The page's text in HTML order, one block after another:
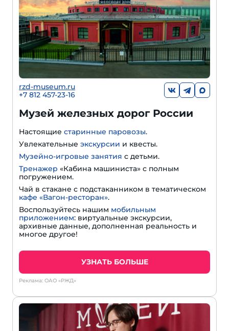
rzd-museum.ru
+7 812 457-23-16
Музей железных дорог России
Настоящие старинные паровозы.
Увлекательные экскурсии и квесты.
Музейно-игровые занятия с детьми.
Тренажер «Кабина машиниста» с полным
погружением.
Чай в стакане с подстаканником в тематическом
кафе «Вагон-ресторан».
Воспользуйтесь нашим мобильным
приложением: виртуальные экскурсии,
архивные данные, дополненная реальность и
многое другое!
УЗНАТЬ БОЛЬШЕ
Реклама: ОАО «РЖД»